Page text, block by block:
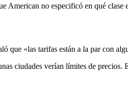
no especificó en qué clase
que «las tarifas están a la par con
ciudades verían límites de precios.